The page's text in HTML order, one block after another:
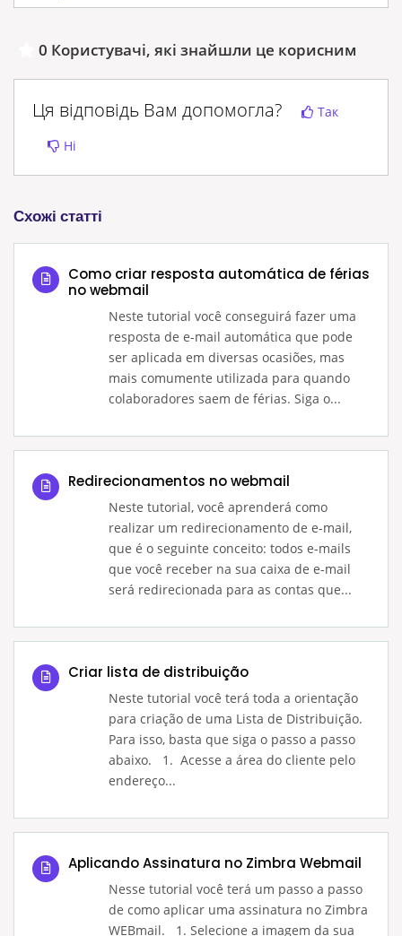
0 Користувачі, які знайшли це корисним
Ця відповідь Вам допомогла?
Так
Ні
Схожі статті
Como criar resposta automática de férias
no webmail
Neste tutorial você conseguirá fazer uma
resposta de e-mail automática que pode
ser aplicada em diversas ocasiões, mas
mais comumente utilizada para quando
colaboradores saem de férias. Siga o...
Redirecionamentos no webmail
Neste tutorial, você aprenderá como
realizar um redirecionamento de e-mail,
que é o seguinte conceito: todos e-mails
que você receber na sua caixa de e-mail
será redirecionada para as contas que...
Criar lista de distribuição
Neste tutorial você terá toda a orientação
para criação de uma Lista de Distribuição.
Para isso, basta que siga o passo a passo
abaixo. 1. Acesse a área do cliente pelo
endereço...
Aplicando Assinatura no Zimbra Webmail
Nesse tutorial você terá um passo a passo
de como aplicar uma assinatura no Zimbra
WEBmail. 1. Selecione a imagem da sua